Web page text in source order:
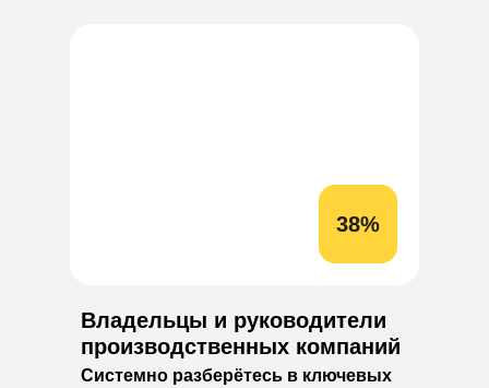
38%
Владельцы и руководители
производственных компаний
Системно разберётесь в ключевых